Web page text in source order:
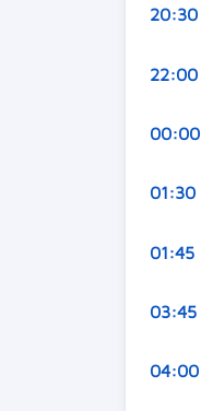
20:30
22:00
00:00
01:30
01:45
03:45
04:00